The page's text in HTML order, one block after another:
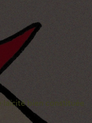
laïcité bien constituée